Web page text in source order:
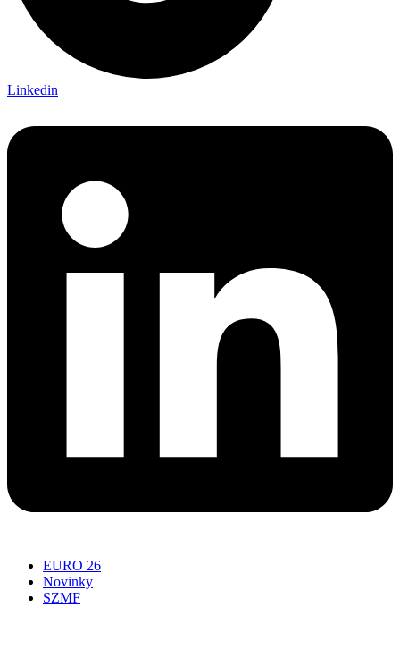
Linkedin
EURO 26
Novinky
SZMF